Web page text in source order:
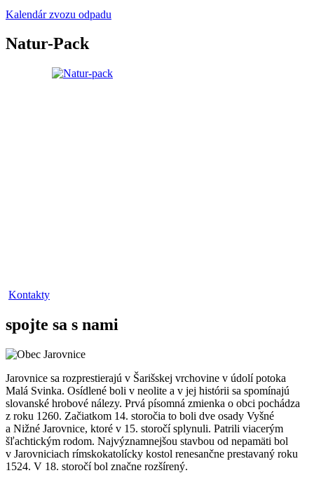
Kalendár zvozu odpadu
Natur-Pack
Kontakty
spojte sa s nami
Jarovnice sa rozprestierajú v Šarišskej vrchovine v údolí potoka
Malá Svinka. Osídlené boli v neolite a v jej histórii sa spomínajú
slovanské hrobové nálezy. Prvá písomná zmienka o obci pochádza
z roku 1260. Začiatkom 14. storočia to boli dve osady Vyšné
a Nižné Jarovnice, ktoré v 15. storočí splynuli. Patrili viacerým
šľachtickým rodom. Najvýznamnejšou stavbou od nepamäti bol
v Jarovniciach rímskokatolícky kostol renesančne prestavaný roku
1524. V 18. storočí bol značne rozšírený.